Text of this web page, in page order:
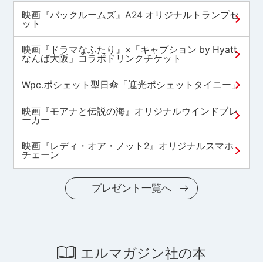
映画『バックルームズ』A24 オリジナルトランプセ
ット
映画『ドラマなふたり』×「キャプション by Hyatt
なんば大阪」コラボドリンクチケット
Wpc.ポシェット型日傘「遮光ポシェットタイニー」
映画『モアナと伝説の海』オリジナルウインドブレ
ーカー
映画『レディ・オア・ノット2』オリジナルスマホ
チェーン
プレゼント一覧へ
エルマガジン社の本